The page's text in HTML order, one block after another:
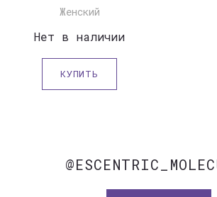
Женский
Нет в наличии
КУПИТЬ